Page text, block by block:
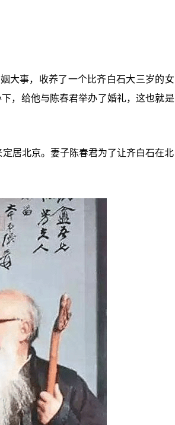
大事，收养了一个比齐白石大三岁的女
，给他与陈春君举办了婚礼，这也就是
居北京。妻子陈春君为了让齐白石在北